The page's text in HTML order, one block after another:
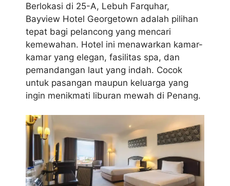
Berlokasi di 25-A, Lebuh Farquhar,
Bayview Hotel Georgetown adalah pilihan
tepat bagi pelancong yang mencari
kemewahan. Hotel ini menawarkan kamar-
kamar yang elegan, fasilitas spa, dan
pemandangan laut yang indah. Cocok
untuk pasangan maupun keluarga yang
ingin menikmati liburan mewah di Penang.